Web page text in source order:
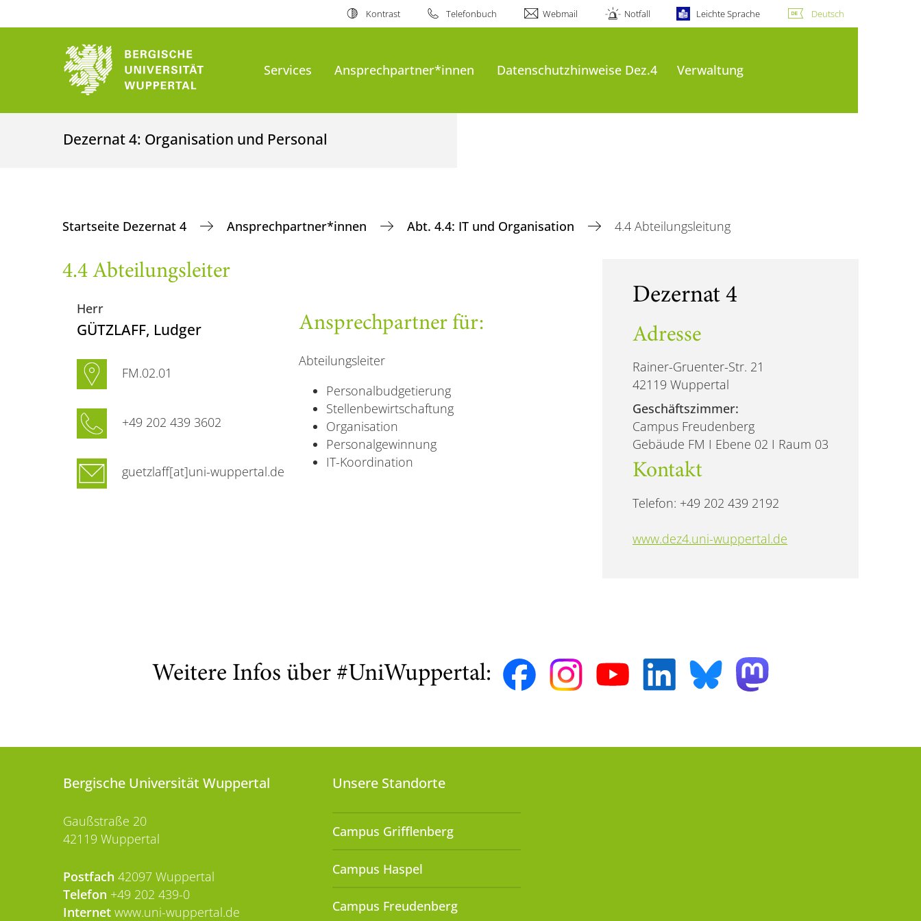
Kontrast Telefonbuch Webmail Notfall Leichte Sprache Deutsch
Services Ansprechpartner*innen Datenschutzhinweise Dez.4 Verwaltung
Dezernat 4: Organisation und Personal
Startseite Dezernat 4 Ansprechpartner*innen Abt. 4.4: IT und Organisation 4.4 Abteilungsleitung
4.4 Abteilungsleiter
Ansprechpartner für:
Abteilungsleiter
Personalbudgetierung
Stellenbewirtschaftung
Organisation
Personalgewinnung
IT-Koordination
Herr
GÜTZLAFF, Ludger
FM.02.01
+49 202 439 3602
guetzlaff[at]uni-wuppertal.de
Dezernat 4
Adresse
Rainer-Gruenter-Str. 21
42119 Wuppertal
Geschäftszimmer:
Campus Freudenberg
Gebäude FM I Ebene 02 I Raum 03
Kontakt
Telefon: +49 202 439 2192
www.dez4.uni-wuppertal.de
Weitere Infos über #UniWuppertal:
Bergische Universität Wuppertal
Gaußstraße 20
42119 Wuppertal
Postfach 42097 Wuppertal
Telefon +49 202 439-0
Internet www.uni-wuppertal.de
Unsere Standorte
Campus Grifflenberg
Campus Haspel
Campus Freudenberg